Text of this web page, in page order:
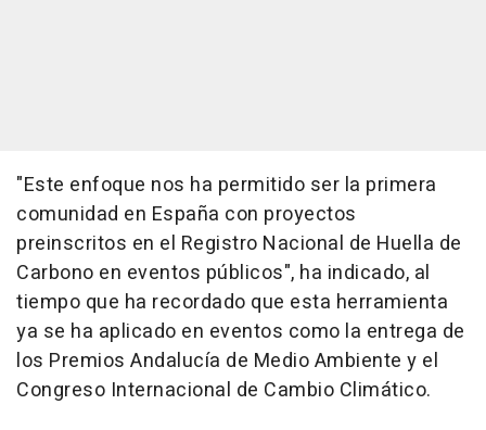
"Este enfoque nos ha permitido ser la primera
comunidad en España con proyectos
preinscritos en el Registro Nacional de Huella de
Carbono en eventos públicos", ha indicado, al
tiempo que ha recordado que esta herramienta
ya se ha aplicado en eventos como la entrega de
los Premios Andalucía de Medio Ambiente y el
Congreso Internacional de Cambio Climático.